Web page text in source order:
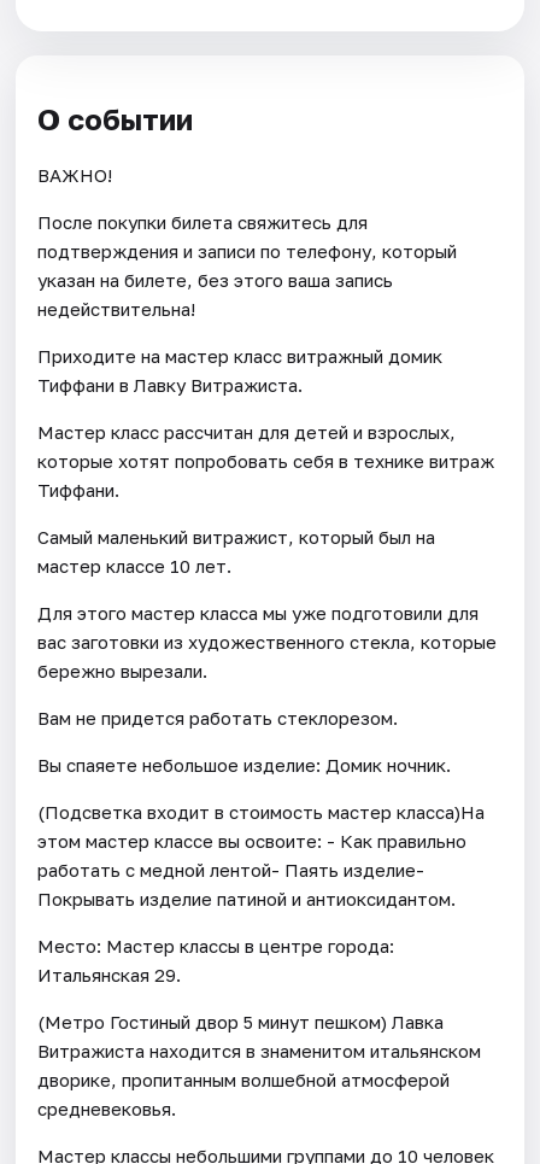
О событии
ВАЖНО!
После покупки билета свяжитесь для
подтверждения и записи по телефону, который
указан на билете, без этого ваша запись
недействительна!
Приходите на мастер класс витражный домик
Тиффани в Лавку Витражиста.
Мастер класс рассчитан для детей и взрослых,
которые хотят попробовать себя в технике витраж
Тиффани.
Самый маленький витражист, который был на
мастер классе 10 лет.
Для этого мастер класса мы уже подготовили для
вас заготовки из художественного стекла, которые
бережно вырезали.
Вам не придется работать стеклорезом.
Вы спаяете небольшое изделие: Домик ночник.
(Подсветка входит в стоимость мастер класса)На
этом мастер классе вы освоите: - Как правильно
работать с медной лентой- Паять изделие-
Покрывать изделие патиной и антиоксидантом.
Место: Мастер классы в центре города:
Итальянская 29.
(Метро Гостиный двор 5 минут пешком) Лавка
Витражиста находится в знаменитом итальянском
дворике, пропитанным волшебной атмосферой
средневековья.
Мастер классы небольшими группами до 10 человек